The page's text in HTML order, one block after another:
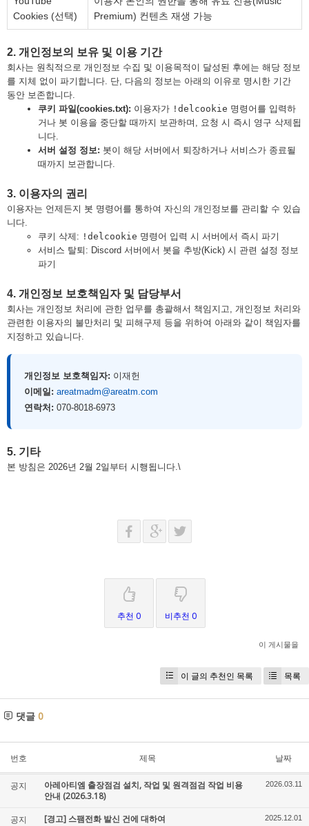
Cookies (선택)
Premium) 컨텐츠 재생 가능
2. 개인정보의 보유 및 이용 기간
회사는 원칙적으로 개인정보 수집 및 이용목적이 달성된 후에는 해당 정보
를 지체 없이 파기합니다. 단, 다음의 정보는 아래의 이유로 명시한 기간
동안 보존합니다.
쿠키 파일(cookies.txt): 이용자가 !delcookie 명령어를 입력하
거나 봇 이용을 중단할 때까지 보관하며, 요청 시 즉시 영구 삭제됩
니다.
서버 설정 정보: 봇이 해당 서버에서 퇴장하거나 서비스가 종료될
때까지 보관합니다.
3. 이용자의 권리
이용자는 언제든지 봇 명령어를 통하여 자신의 개인정보를 관리할 수 있습
니다.
쿠키 삭제: !delcookie 명령어 입력 시 서버에서 즉시 파기
서비스 탈퇴: Discord 서버에서 봇을 추방(Kick) 시 관련 설정 정보
파기
4. 개인정보 보호책임자 및 담당부서
회사는 개인정보 처리에 관한 업무를 총괄해서 책임지고, 개인정보 처리와
관련한 이용자의 불만처리 및 피해구제 등을 위하여 아래와 같이 책임자를
지정하고 있습니다.
개인정보 보호책임자: 이재헌
이메일: areatmadm@areatm.com
연락처: 070-8018-6973
5. 기타
본 방침은 2026년 2월 2일부터 시행됩니다.\
추천 0 비추천 0
이 게시물을
이 글의 추천인 목록 목록
댓글 0
번호 제목 날짜
공지
아레아티엠 출장점검 설치, 작업 및 원격점검 작업 비용
안내 (2026.3.18)
2026.03.11
공지 [경고] 스팸전화 발신 건에 대하여 2025.12.01